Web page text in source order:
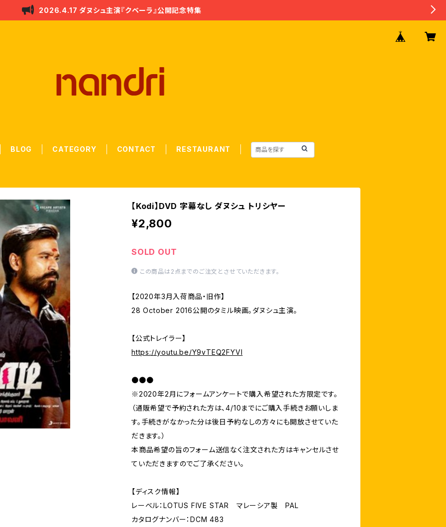
2026.4.17 ダヌシュ主演『クベーラ』公開記念特集
BLOG CATEGORY CONTACT RESTAURANT
【Kodi】DVD 字幕なし ダヌシュ トリシヤー
¥2,800
SOLD OUT
この商品は2点までのご注文とさせていただきます。
【2020年3月入荷商品・旧作】
28 October 2016公開のタミル映画。ダヌシュ主演。
【公式トレイラー】
https://youtu.be/Y9vTEQ2FYVI
●●●
※2020年2月にフォームアンケートで購入希望された方限定です。
（通販希望で予約された方は、4/10までにご購入手続きお願いしま
す。手続きがなかった分は後日予約なしの方々にも開放させていた
だきます。）
本商品希望の旨のフォーム送信なく注文された方はキャンセルさせ
ていただきますのでご了承ください。
【ディスク情報】
レーベル：LOTUS FIVE STAR マレーシア製 PAL
カタログナンバー：DCM 483